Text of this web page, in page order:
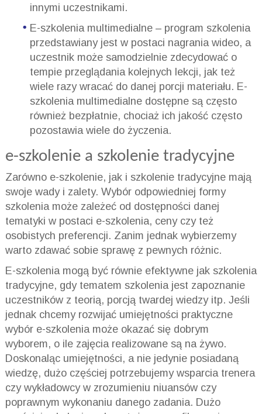
innymi uczestnikami.
E-szkolenia multimedialne – program szkolenia
przedstawiany jest w postaci nagrania wideo, a
uczestnik może samodzielnie zdecydować o
tempie przeglądania kolejnych lekcji, jak też
wiele razy wracać do danej porcji materiału. E-
szkolenia multimedialne dostępne są często
również bezpłatnie, chociaż ich jakość często
pozostawia wiele do życzenia.
e-szkolenie a szkolenie tradycyjne
Zarówno e-szkolenie, jak i szkolenie tradycyjne mają
swoje wady i zalety. Wybór odpowiedniej formy
szkolenia może zależeć od dostępności danej
tematyki w postaci e-szkolenia, ceny czy też
osobistych preferencji. Zanim jednak wybierzemy
warto zdawać sobie sprawę z pewnych różnic.
E-szkolenia mogą być równie efektywne jak szkolenia
tradycyjne, gdy tematem szkolenia jest zapoznanie
uczestników z teorią, porcją twardej wiedzy itp. Jeśli
jednak chcemy rozwijać umiejętności praktyczne
wybór e-szkolenia może okazać się dobrym
wyborem, o ile zajęcia realizowane są na żywo.
Doskonaląc umiejętności, a nie jedynie posiadaną
wiedzę, dużo częściej potrzebujemy wsparcia trenera
czy wykładowcy w zrozumieniu niuansów czy
poprawnym wykonaniu danego zadania. Dużo